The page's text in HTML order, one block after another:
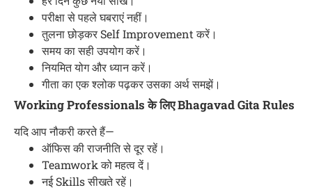
परीक्षा से पहले घबराएं नहीं।
तुलना छोड़कर Self Improvement करें।
समय का सही उपयोग करें।
नियमित योग और ध्यान करें।
गीता का एक श्लोक पढ़कर उसका अर्थ समझें।
Working Professionals के लिए Bhagavad Gita Rules
यदि आप नौकरी करते हैं—
ऑफिस की राजनीति से दूर रहें।
Teamwork को महत्व दें।
नई Skills सीखते रहें।